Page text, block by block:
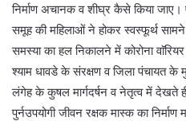
निर्माण अचानक व शीघ्र कैसे किया
समूह की महिलाओं ने होकर स्वस्फूर्थ
समस्या का हल निकालने में कोरोना
श्याम धावडे के संरक्षण व जिला पंचायत के
लंगेह के कुषल मार्गदर्षन व नेतृत्व में देखते
पुर्नउपयोगी जीवन रक्षक मास्क का